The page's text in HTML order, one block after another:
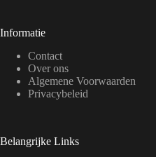
Informatie
Contact
Over ons
Algemene Voorwaarden
Privacybeleid
Belangrijke Links